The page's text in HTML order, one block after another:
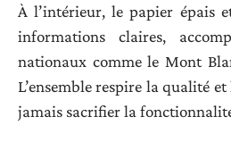
À l’intérieur, le papier épais
informations claires,
nationaux comme le Mont
L’ensemble respire la qualité
jamais sacrifier la